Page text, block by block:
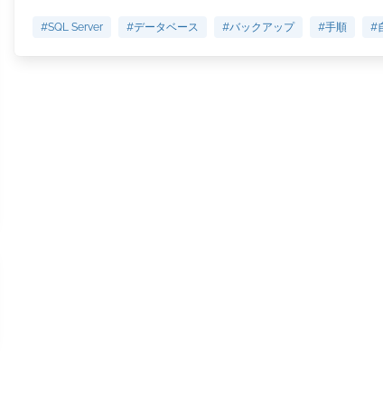
#SQL Server #データベース #バックアップ #手順 #